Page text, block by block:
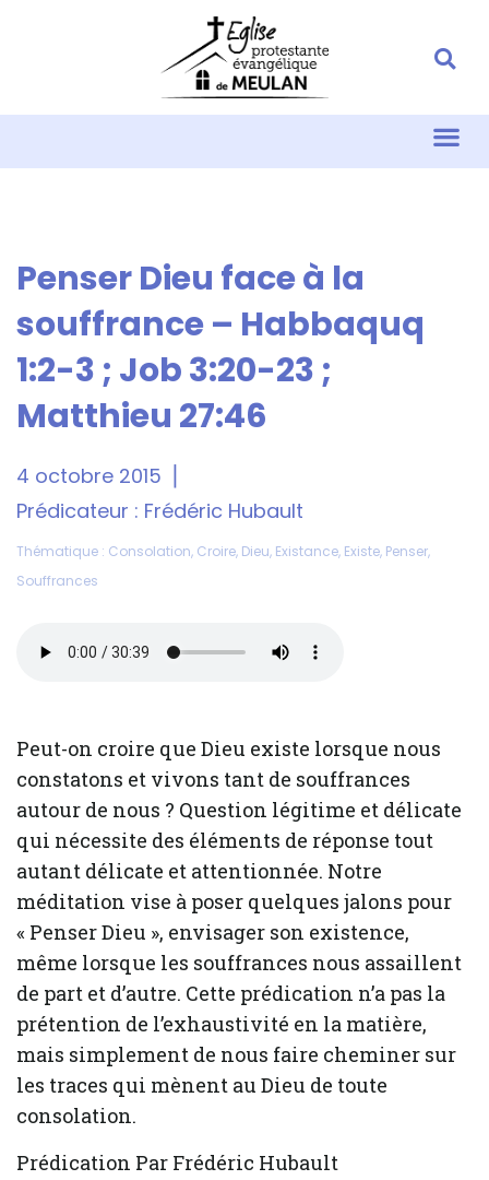
Penser Dieu face à la
souffrance – Habbaquq
1:2-3 ; Job 3:20-23 ;
Matthieu 27:46
4 octobre 2015
Prédicateur : Frédéric Hubault
Thématique : Consolation, Croire, Dieu, Existance, Existe, Penser,
Souffrances
Peut-on croire que Dieu existe lorsque nous
constatons et vivons tant de souffrances
autour de nous ? Question légitime et délicate
qui nécessite des éléments de réponse tout
autant délicate et attentionnée. Notre
méditation vise à poser quelques jalons pour
« Penser Dieu », envisager son existence,
même lorsque les souffrances nous assaillent
de part et d’autre. Cette prédication n’a pas la
prétention de l’exhaustivité en la matière,
mais simplement de nous faire cheminer sur
les traces qui mènent au Dieu de toute
consolation.
Prédication Par Frédéric Hubault